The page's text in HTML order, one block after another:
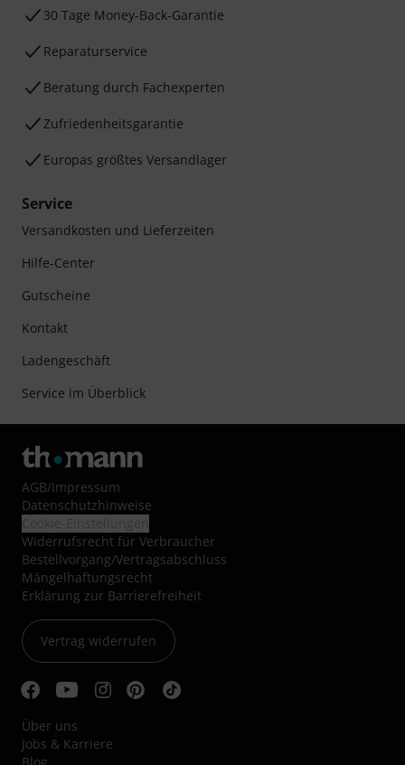
30 Tage Money-Back-Garantie
Reparaturservice
Beratung durch Fachexperten
Zufriedenheitsgarantie
Europas größtes Versandlager
Service
Versandkosten und Lieferzeiten
Hilfe-Center
Gutscheine
Kontakt
Ladengeschäft
Service im Überblick
AGB/Impressum
Datenschutzhinweise
Widerrufsrecht für Verbraucher
Bestellvorgang/Vertragsabschluss
Mängelhaftungsrecht
Erklärung zur Barrierefreiheit
Vertrag widerrufen
Über uns
Jobs & Karriere